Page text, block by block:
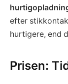
efter
hurtigere, end
Prisen: